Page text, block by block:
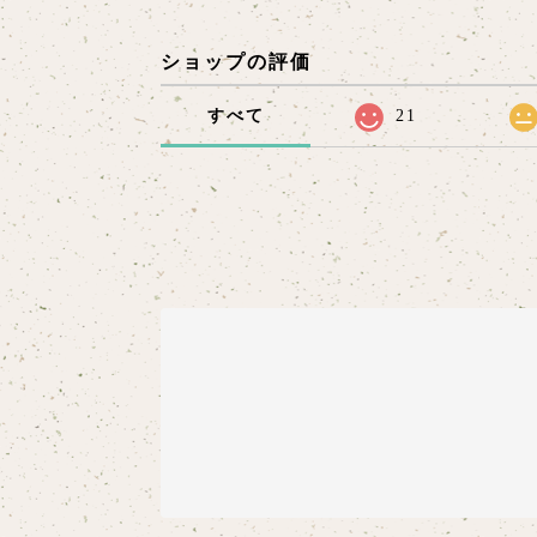
ショップの評価
すべて 21